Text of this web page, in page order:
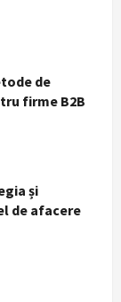
de
firme B2B
și
de afacere